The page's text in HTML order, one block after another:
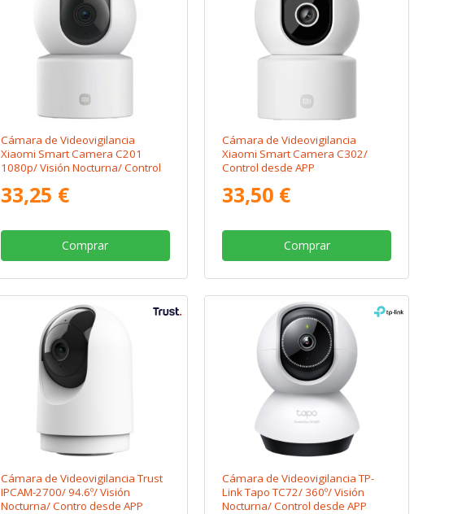
Cámara de Videovigilancia
Xiaomi Smart Camera C201
1080p/ Visión Nocturna/ Control
33,25 €
Comprar
Cámara de Videovigilancia
Xiaomi Smart Camera C302/
Control desde APP
33,50 €
Comprar
Cámara de Videovigilancia Trust
IPCAM-2700/ 94.6º/ Visión
Nocturna/ Contro desde APP
Cámara de Videovigilancia TP-
Link Tapo TC72/ 360º/ Visión
Nocturna/ Control desde APP